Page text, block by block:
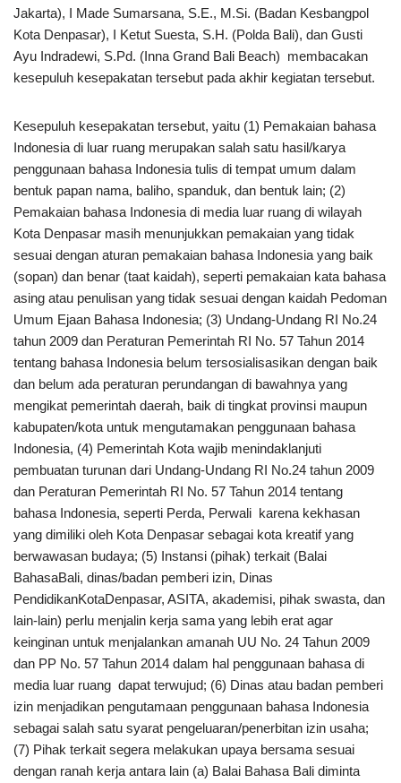
Jakarta), I Made Sumarsana, S.E., M.Si. (Badan Kesbangpol
Kota Denpasar), I Ketut Suesta, S.H. (Polda Bali), dan Gusti
Ayu Indradewi, S.Pd. (Inna Grand Bali Beach) membacakan
kesepuluh kesepakatan tersebut pada akhir kegiatan tersebut.
Kesepuluh kesepakatan tersebut, yaitu (1) Pemakaian bahasa
Indonesia di luar ruang merupakan salah satu hasil/karya
penggunaan bahasa Indonesia tulis di tempat umum dalam
bentuk papan nama, baliho, spanduk, dan bentuk lain; (2)
Pemakaian bahasa Indonesia di media luar ruang di wilayah
Kota Denpasar masih menunjukkan pemakaian yang tidak
sesuai dengan aturan pemakaian bahasa Indonesia yang baik
(sopan) dan benar (taat kaidah), seperti pemakaian kata bahasa
asing atau penulisan yang tidak sesuai dengan kaidah Pedoman
Umum Ejaan Bahasa Indonesia; (3) Undang-Undang RI No.24
tahun 2009 dan Peraturan Pemerintah RI No. 57 Tahun 2014
tentang bahasa Indonesia belum tersosialisasikan dengan baik
dan belum ada peraturan perundangan di bawahnya yang
mengikat pemerintah daerah, baik di tingkat provinsi maupun
kabupaten/kota untuk mengutamakan penggunaan bahasa
Indonesia, (4) Pemerintah Kota wajib menindaklanjuti
pembuatan turunan dari Undang-Undang RI No.24 tahun 2009
dan Peraturan Pemerintah RI No. 57 Tahun 2014 tentang
bahasa Indonesia, seperti Perda, Perwali karena kekhasan
yang dimiliki oleh Kota Denpasar sebagai kota kreatif yang
berwawasan budaya; (5) Instansi (pihak) terkait (Balai
BahasaBali, dinas/badan pemberi izin, Dinas
PendidikanKotaDenpasar, ASITA, akademisi, pihak swasta, dan
lain-lain) perlu menjalin kerja sama yang lebih erat agar
keinginan untuk menjalankan amanah UU No. 24 Tahun 2009
dan PP No. 57 Tahun 2014 dalam hal penggunaan bahasa di
media luar ruang dapat terwujud; (6) Dinas atau badan pemberi
izin menjadikan pengutamaan penggunaan bahasa Indonesia
sebagai salah satu syarat pengeluaran/penerbitan izin usaha;
(7) Pihak terkait segera melakukan upaya bersama sesuai
dengan ranah kerja antara lain (a) Balai Bahasa Bali diminta